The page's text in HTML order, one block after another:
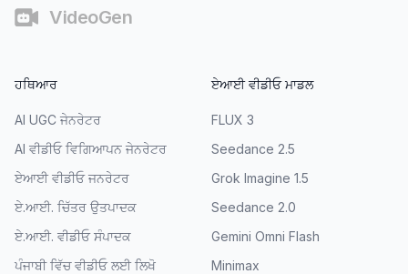
VideoGen
ਹਥਿਆਰ
AI UGC ਜੇਨਰੇਟਰ
AI ਵੀਡੀਓ ਵਿਗਿਆਪਨ ਜੇਨਰੇਟਰ
ਏਆਈ ਵੀਡੀਓ ਜਨਰੇਟਰ
ਏ.ਆਈ. ਚਿੱਤਰ ਉਤਪਾਦਕ
ਏ.ਆਈ. ਵੀਡੀਓ ਸੰਪਾਦਕ
ਪੰਜਾਬੀ ਵਿੱਚ ਵੀਡੀਓ ਲਈ ਲਿਖੋ
ਏਆਈ ਵੀਡੀਓ ਮਾਡਲ
FLUX 3
Seedance 2.5
Grok Imagine 1.5
Seedance 2.0
Gemini Omni Flash
Minimax